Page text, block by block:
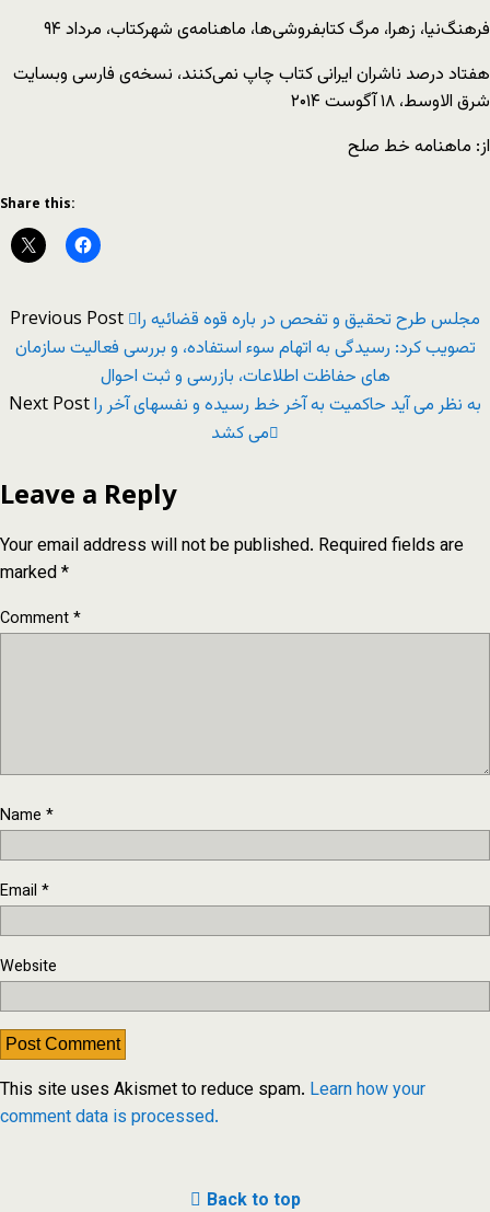
فرهنگ‌نیا، زهرا، مرگ کتابفروشی‌ها، ماهنامه‌ی شهرکتاب، مرداد ۹۴
هفتاد درصد ناشران ایرانی کتاب چاپ نمی‌کنند، نسخه‌ی فارسی وبسایت
شرق الاوسط، ۱۸ آگوست ۲۰۱۴
از: ماهنامه خط صلح
Share this:
Previous Post مجلس طرح تحقیق و تفحص در باره قوه قضائیه را
تصویب کرد: رسیدگی به اتهام سوء استفاده، و بررسی فعالیت سازمان
های حفاظت اطلاعات، بازرسی و ثبت احوال
Next Postبه نظر می آید حاکمیت به آخر خط رسیده و نفسهای آخر را
می کشد
Leave a Reply
Your email address will not be published. Required fields are
marked*
Comment*
Name *
Email *
Website
This site uses Akismet to reduce spam. Learn how your
comment data is processed.
Back to top